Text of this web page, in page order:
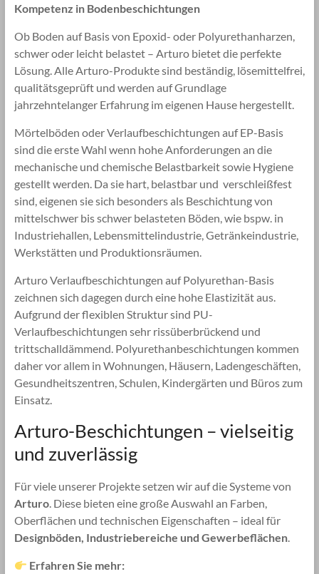
Kompetenz in Bodenbeschichtungen
Ob Boden auf Basis von Epoxid- oder Polyurethanharzen,
schwer oder leicht belastet – Arturo bietet die perfekte
Lösung. Alle Arturo-Produkte sind beständig, lösemittelfrei,
qualitätsgeprüft und werden auf Grundlage
jahrzehntelanger Erfahrung im eigenen Hause hergestellt.
Mörtelböden oder Verlaufbeschichtungen auf EP-Basis
sind die erste Wahl wenn hohe Anforderungen an die
mechanische und chemische Belastbarkeit sowie Hygiene
gestellt werden. Da sie hart, belastbar und verschleißfest
sind, eigenen sie sich besonders als Beschichtung von
mittelschwer bis schwer belasteten Böden, wie bspw. in
Industriehallen, Lebensmittelindustrie, Getränkeindustrie,
Werkstätten und Produktionsräumen.
Arturo Verlaufbeschichtungen auf Polyurethan-Basis
zeichnen sich dagegen durch eine hohe Elastizität aus.
Aufgrund der flexiblen Struktur sind PU-
Verlaufbeschichtungen sehr rissüberbrückend und
trittschalldämmend. Polyurethanbeschichtungen kommen
daher vor allem in Wohnungen, Häusern, Ladengeschäften,
Gesundheitszentren, Schulen, Kindergärten und Büros zum
Einsatz.
Arturo-Beschichtungen – vielseitig
und zuverlässig
Für viele unserer Projekte setzen wir auf die Systeme von
Arturo. Diese bieten eine große Auswahl an Farben,
Oberflächen und technischen Eigenschaften – ideal für
Designböden, Industriebereiche und Gewerbeflächen.
Erfahren Sie mehr: